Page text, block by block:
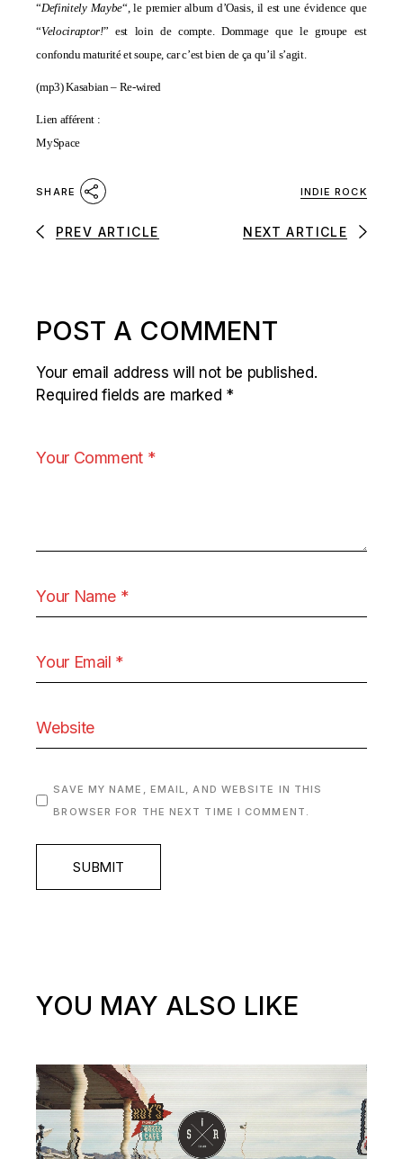
“Definitely Maybe“, le premier album d’Oasis, il est une évidence que
“Velociraptor!” est loin de compte. Dommage que le groupe est
confondu maturité et soupe, car c’est bien de ça qu’il s’agit.
(mp3)Kasabian – Re-wired
Lien afférent :
MySpace
SHARE INDIE ROCK
PREV ARTICLE NEXT ARTICLE
POST A COMMENT
Your email address will not be published.
Required fields are marked *
SAVE MY NAME, EMAIL, AND WEBSITE IN THIS
BROWSER FOR THE NEXT TIME I COMMENT.
SUBMIT
YOU MAY ALSO LIKE